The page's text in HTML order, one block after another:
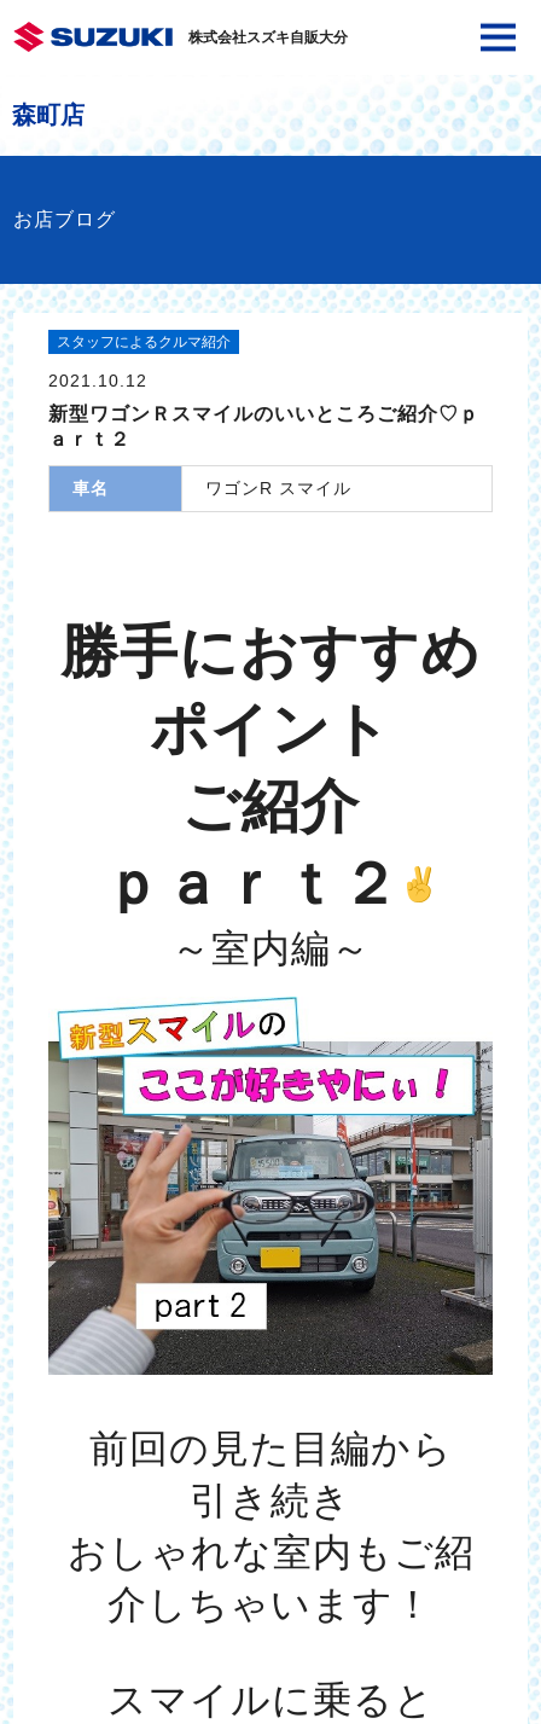
株式会社スズキ自販大分
森町店
お店ブログ
スタッフによるクルマ紹介
2021.10.12
新型ワゴンＲスマイルのいいところご紹介♡ｐ
ａｒｔ２
車名 ワゴンR スマイル
勝手におすすめ
ポイント
ご紹介
ｐａｒｔ２
～室内編～
前回の見た目編から
引き続き
おしゃれな室内もご紹
介しちゃいます！
スマイルに乗ると